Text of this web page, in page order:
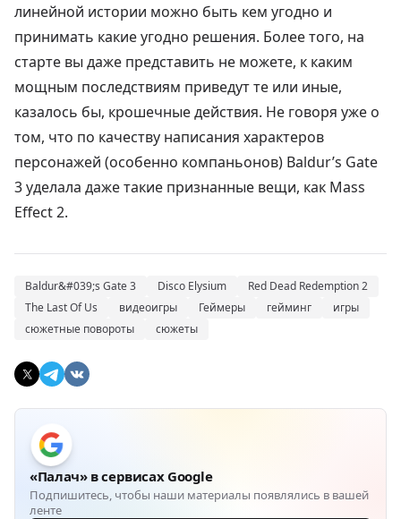
линейной истории можно быть кем угодно и
принимать какие угодно решения. Более того, на
старте вы даже представить не можете, к каким
мощным последствиям приведут те или иные,
казалось бы, крошечные действия. Не говоря уже о
том, что по качеству написания характеров
персонажей (особенно компаньонов) Baldur’s Gate
3 уделала даже такие признанные вещи, как Mass
Effect 2.
Baldur&#039;s Gate 3 Disco Elysium
Red Dead Redemption 2
The Last Of Us
видеоигры Геймеры гейминг
игры
сюжетные повороты
сюжеты
«Палач» в сервисах Google
Подпишитесь, чтобы наши материалы появлялись в вашей
ленте